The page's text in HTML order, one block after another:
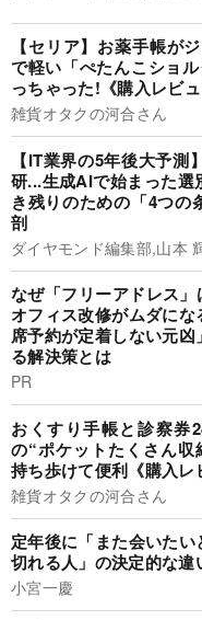
【セリア】お薬手帳が
で軽い「ぺたんこショ
っちゃった!《購入レビュ
雑貨オタクの河合さん
【IT業界の5年後大予
研...生成AIで始まった選
き残りのための「4つの
剖
ダイヤモンド編集部,山本
なぜ「フリーアドレス
オフィス改修がムダに
席予約が定着しない元
る解決策とは
PR
おくすり手帳と診察券
の“ポケットたくさん
持ち歩けて便利《購入レ
雑貨オタクの河合さん
定年後に「また会いた
切れる人」の決定的な違
小宮一慶